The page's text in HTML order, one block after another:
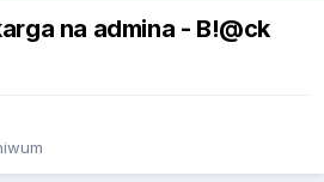
na admina - B!@ck